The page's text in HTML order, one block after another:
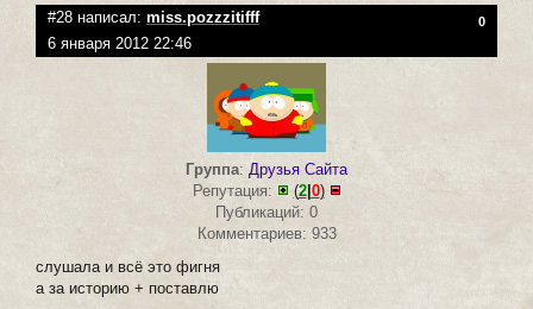
#28 написал: miss.pozzzitifff 0
6 января 2012 22:46
Группа: Друзья Сайта
Репутация:
(2| 0)
Публикаций: 0
Комментариев: 933
слушала и всё это фигня
а за историю + поставлю